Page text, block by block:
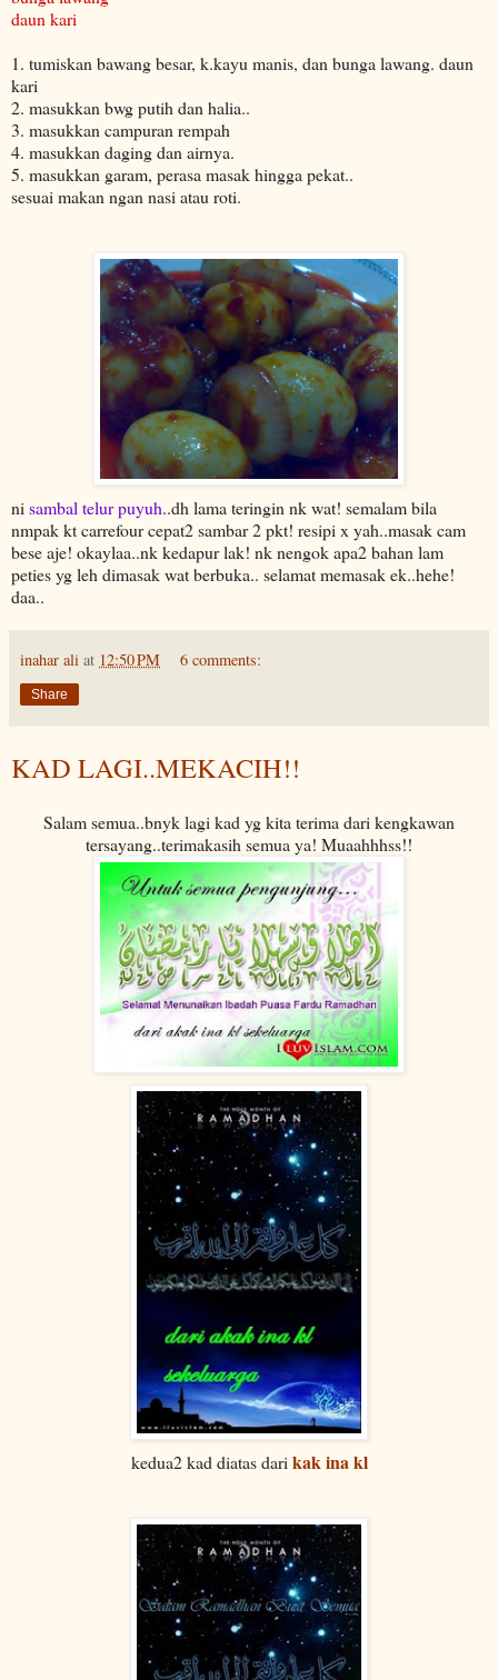
daun kari
1. tumiskan bawang besar, k.kayu manis, dan bunga lawang. daun
kari
2. masukkan bwg putih dan halia..
3. masukkan campuran rempah
4. masukkan daging dan airnya.
5. masukkan garam, perasa masak hingga pekat..
sesuai makan ngan nasi atau roti.
ni sambal telur puyuh..dh lama teringin nk wat! semalam bila
nmpak kt carrefour cepat2 sambar 2 pkt! resipi x yah..masak cam
bese aje! okaylaa..nk kedapur lak! nk nengok apa2 bahan lam
peties yg leh dimasak wat berbuka.. selamat memasak ek..hehe!
daa..
inahar ali at 12:50 PM 6 comments:
Share
KAD LAGI..MEKACIH!!
Salam semua..bnyk lagi kad yg kita terima dari kengkawan
tersayang..terimakasih semua ya! Muaahhhss!!
kedua2 kad diatas darikak ina kl